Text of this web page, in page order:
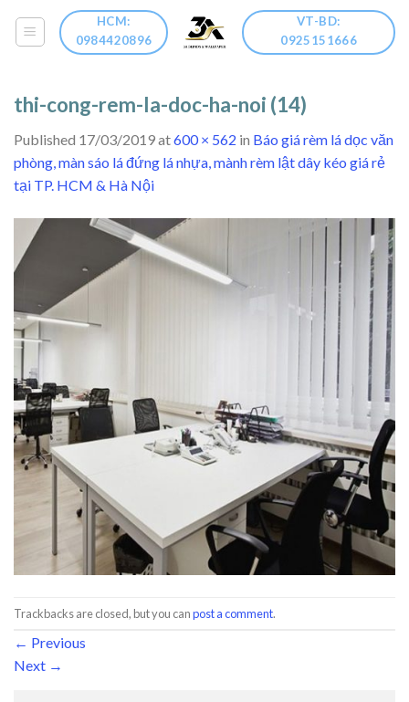
HCM:
0984420896
VT-BD:
0925151666
thi-cong-rem-la-doc-ha-noi (14)
Published 17/03/2019at600 × 562 in Báo giá rèm lá dọc văn
phòng, màn sáo lá đứng lá nhựa, mành rèm lật dây kéo giá rẻ
tại TP. HCM & Hà Nội
Trackbacks are closed, but you canpost a comment.
← Previous
Next →